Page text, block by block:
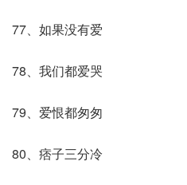
77、如果没有爱
78、我们都爱哭
79、爱恨都匆匆
80、痞子三分冷